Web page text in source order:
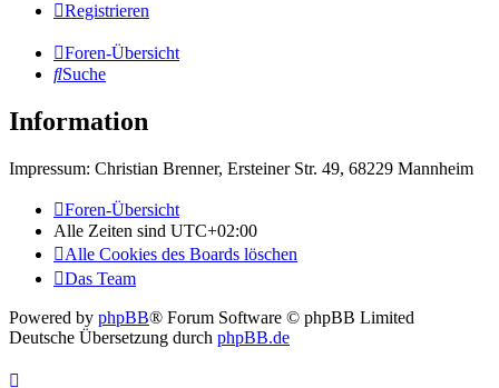
Registrieren
Foren-Übersicht
Suche
Information
Impressum: Christian Brenner, Ersteiner Str. 49, 68229 Mannheim
Foren-Übersicht
Alle Zeiten sind UTC+02:00
Alle Cookies des Boards löschen
Das Team
Powered by phpBB® Forum Software © phpBB Limited
Deutsche Übersetzung durch phpBB.de